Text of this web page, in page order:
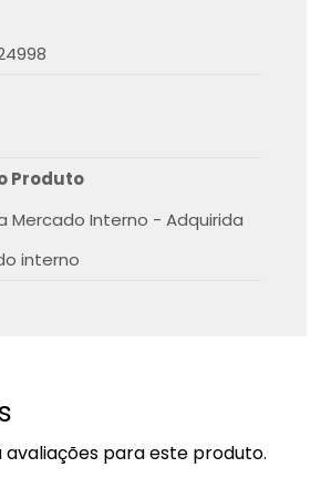
Produto
Mercado Interno - Adquirida
interno
avaliações para este produto.